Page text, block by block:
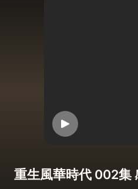
重生風華時代 002集